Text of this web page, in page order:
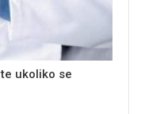
ukoliko se